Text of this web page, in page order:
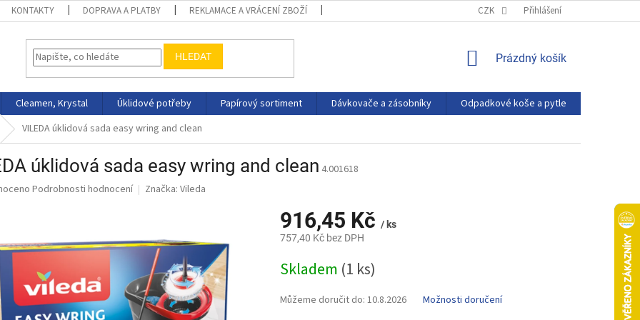
KONTAKTY DOPRAVA A PLATBY REKLAMACE A VRÁCENÍ ZBOŽÍ PODMÍNKY OCHRANY OSOBNÍCH ÚDAJŮ
CZK Přihlášení
HLEDAT
NÁKUPNÍ
Prázdný košík
Cleamen, Krystal Úklidové potřeby Papírový sortiment Dávkovače a zásobníky Odpadkové koše a pytle
VILEDA úklidová sada easy wring and clean
úklidová sada easy wring and clean 4.001618
Podrobnosti hodnocení Značka: Vileda
916,45 Kč / ks
757,40 Kč bez DPH
cena:
Skladem (1 ks)
Můžeme doručit do: 10.8.2026 Možnosti doručení